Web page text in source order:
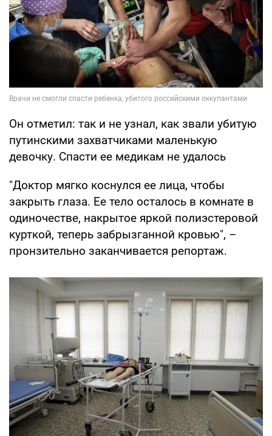
Он отметил: так и не узнал, как звали убитую
путинскими захватчиками маленькую
девочку. Спасти ее медикам не удалось
"Доктор мягко коснулся ее лица, чтобы
закрыть глаза. Ее тело осталось в комнате в
одиночестве, накрытое яркой полиэстеровой
курткой, теперь забрызганной кровью", –
пронзительно заканчивается репортаж.